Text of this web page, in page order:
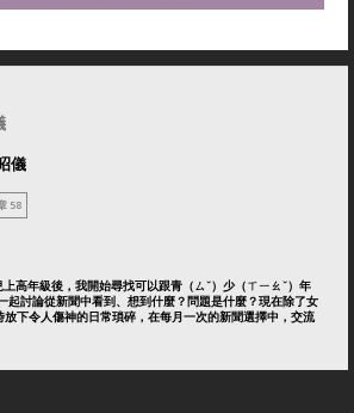
儀
58
上高年級後，我開始尋找可以跟青（ㄙˇ）少（ㄒㄧㄠˇ）年
起討論從新聞中看到、想到什麼？問題是什麼？現在除了女
下令人傷神的日常瑣碎，在每月一次的新聞選擇中，交流